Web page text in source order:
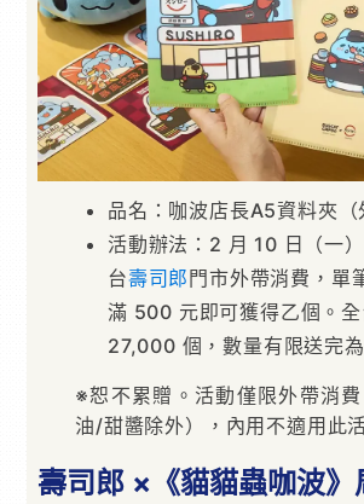
品名：咖波店長A5資料夾（
活動辦法：2 月 10 日（一
台壽司郎門市外帶消費，單
滿 500 元即可獲得乙個。
27,000 個，數量有限送完為
※恕不累贈。活動僅限外帶消
油/甜醬除外），內用不適用此
壽司郎 ×《貓貓蟲咖波》